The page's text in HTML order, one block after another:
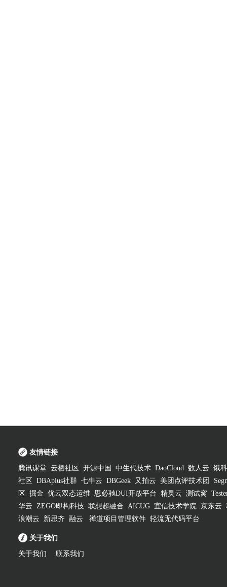
友情链接
腾讯课堂 云栖社区 开源中国 中生代技术 DaoCloud 数人云 饿
社区
DBAplus社群 七牛云 DBGeek 又拍云 美团点评技术团
区
掘金 优云双态运维 思必驰DUI开放平台 精灵云 测试窝
华云 ZEGO即构科技 联想超融合 AICUG 宜信技术学院 京东云
浪潮云
新思齐 融云 禅道项目管理软件 轻流无代码平台
关于我们
关于我们 联系我们